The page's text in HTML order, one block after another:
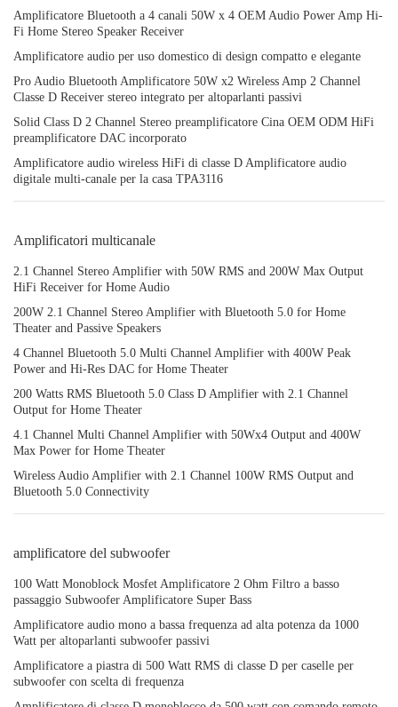
Amplificatore Bluetooth a 4 canali 50W x 4 OEM Audio Power Amp Hi-
Fi Home Stereo Speaker Receiver
Amplificatore audio per uso domestico di design compatto e elegante
Pro Audio Bluetooth Amplificatore 50W x2 Wireless Amp 2 Channel
Classe D Receiver stereo integrato per altoparlanti passivi
Solid Class D 2 Channel Stereo preamplificatore Cina OEM ODM HiFi
preamplificatore DAC incorporato
Amplificatore audio wireless HiFi di classe D Amplificatore audio
digitale multi-canale per la casa TPA3116
Amplificatori multicanale
2.1 Channel Stereo Amplifier with 50W RMS and 200W Max Output
HiFi Receiver for Home Audio
200W 2.1 Channel Stereo Amplifier with Bluetooth 5.0 for Home
Theater and Passive Speakers
4 Channel Bluetooth 5.0 Multi Channel Amplifier with 400W Peak
Power and Hi-Res DAC for Home Theater
200 Watts RMS Bluetooth 5.0 Class D Amplifier with 2.1 Channel
Output for Home Theater
4.1 Channel Multi Channel Amplifier with 50Wx4 Output and 400W
Max Power for Home Theater
Wireless Audio Amplifier with 2.1 Channel 100W RMS Output and
Bluetooth 5.0 Connectivity
amplificatore del subwoofer
100 Watt Monoblock Mosfet Amplificatore 2 Ohm Filtro a basso
passaggio Subwoofer Amplificatore Super Bass
Amplificatore audio mono a bassa frequenza ad alta potenza da 1000
Watt per altoparlanti subwoofer passivi
Amplificatore a piastra di 500 Watt RMS di classe D per caselle per
subwoofer con scelta di frequenza